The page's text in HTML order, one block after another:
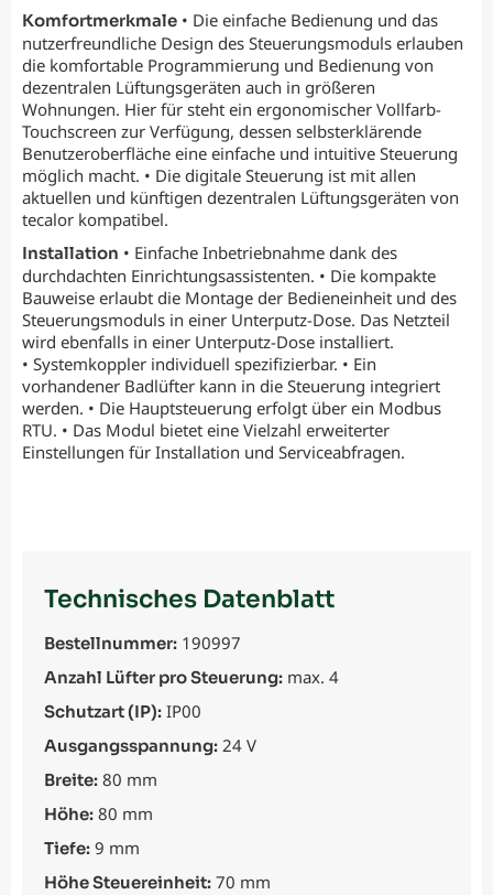
Komfortmerkmale • Die einfache Bedienung und das
nutzerfreundliche Design des Steuerungsmoduls erlauben
die komfortable Programmierung und Bedienung von
dezentralen Lüftungsgeräten auch in größeren
Wohnungen. Hier für steht ein ergonomischer Vollfarb-
Touchscreen zur Verfügung, dessen selbsterklärende
Benutzeroberfläche eine einfache und intuitive Steuerung
möglich macht. • Die digitale Steuerung ist mit allen
aktuellen und künftigen dezentralen Lüftungsgeräten von
tecalor kompatibel.
Installation • Einfache Inbetriebnahme dank des
durchdachten Einrichtungsassistenten. • Die kompakte
Bauweise erlaubt die Montage der Bedieneinheit und des
Steuerungsmoduls in einer Unterputz-Dose. Das Netzteil
wird ebenfalls in einer Unterputz-Dose installiert.
• Systemkoppler individuell spezifizierbar. • Ein
vorhandener Badlüfter kann in die Steuerung integriert
werden. • Die Hauptsteuerung erfolgt über ein Modbus
RTU. • Das Modul bietet eine Vielzahl erweiterter
Einstellungen für Installation und Serviceabfragen.
Technisches Datenblatt
Bestellnummer: 190997
Anzahl Lüfter pro Steuerung: max. 4
Schutzart (IP): IP00
Ausgangsspannung: 24 V
Breite: 80 mm
Höhe: 80 mm
Tiefe: 9 mm
Höhe Steuereinheit: 70 mm